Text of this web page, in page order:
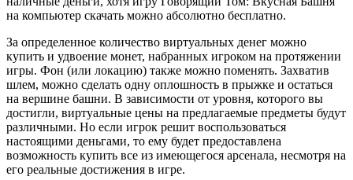
на компьютер скачать можно абсолютно бесплатно.
За определенное количество виртуальных денег можно
купить и удвоение монет, набранных игроком на протяжении
игры. Фон (или локацию) также можно поменять. Захватив
шлем, можно сделать одну оплошность в прыжке и остаться
на вершине башни. В зависимости от уровня, которого вы
достигли, виртуальные цены на предлагаемые предметы будут
различными. Но если игрок решит воспользоваться
настоящими деньгами, то ему будет предоставлена
возможность купить все из имеющегося арсенала, несмотря на
его реальные достижения в игре.